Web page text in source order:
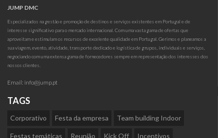
Especializados na gestão e promoção de destinos e serviços existentes em Portugal e de
interesse significativo para o mercado internacional. Com uma vasta gama de ofertas que
aproveitam e estimulam os recursos de excelente qualidade em Portugal. Gerimos e planeamos a
sua viagem, evento, atividade, transporte dedicado e logística de grupos, individuais e serviços,
negociando com uma extensa gama de fornecedores sempre em representação dos interesses dos